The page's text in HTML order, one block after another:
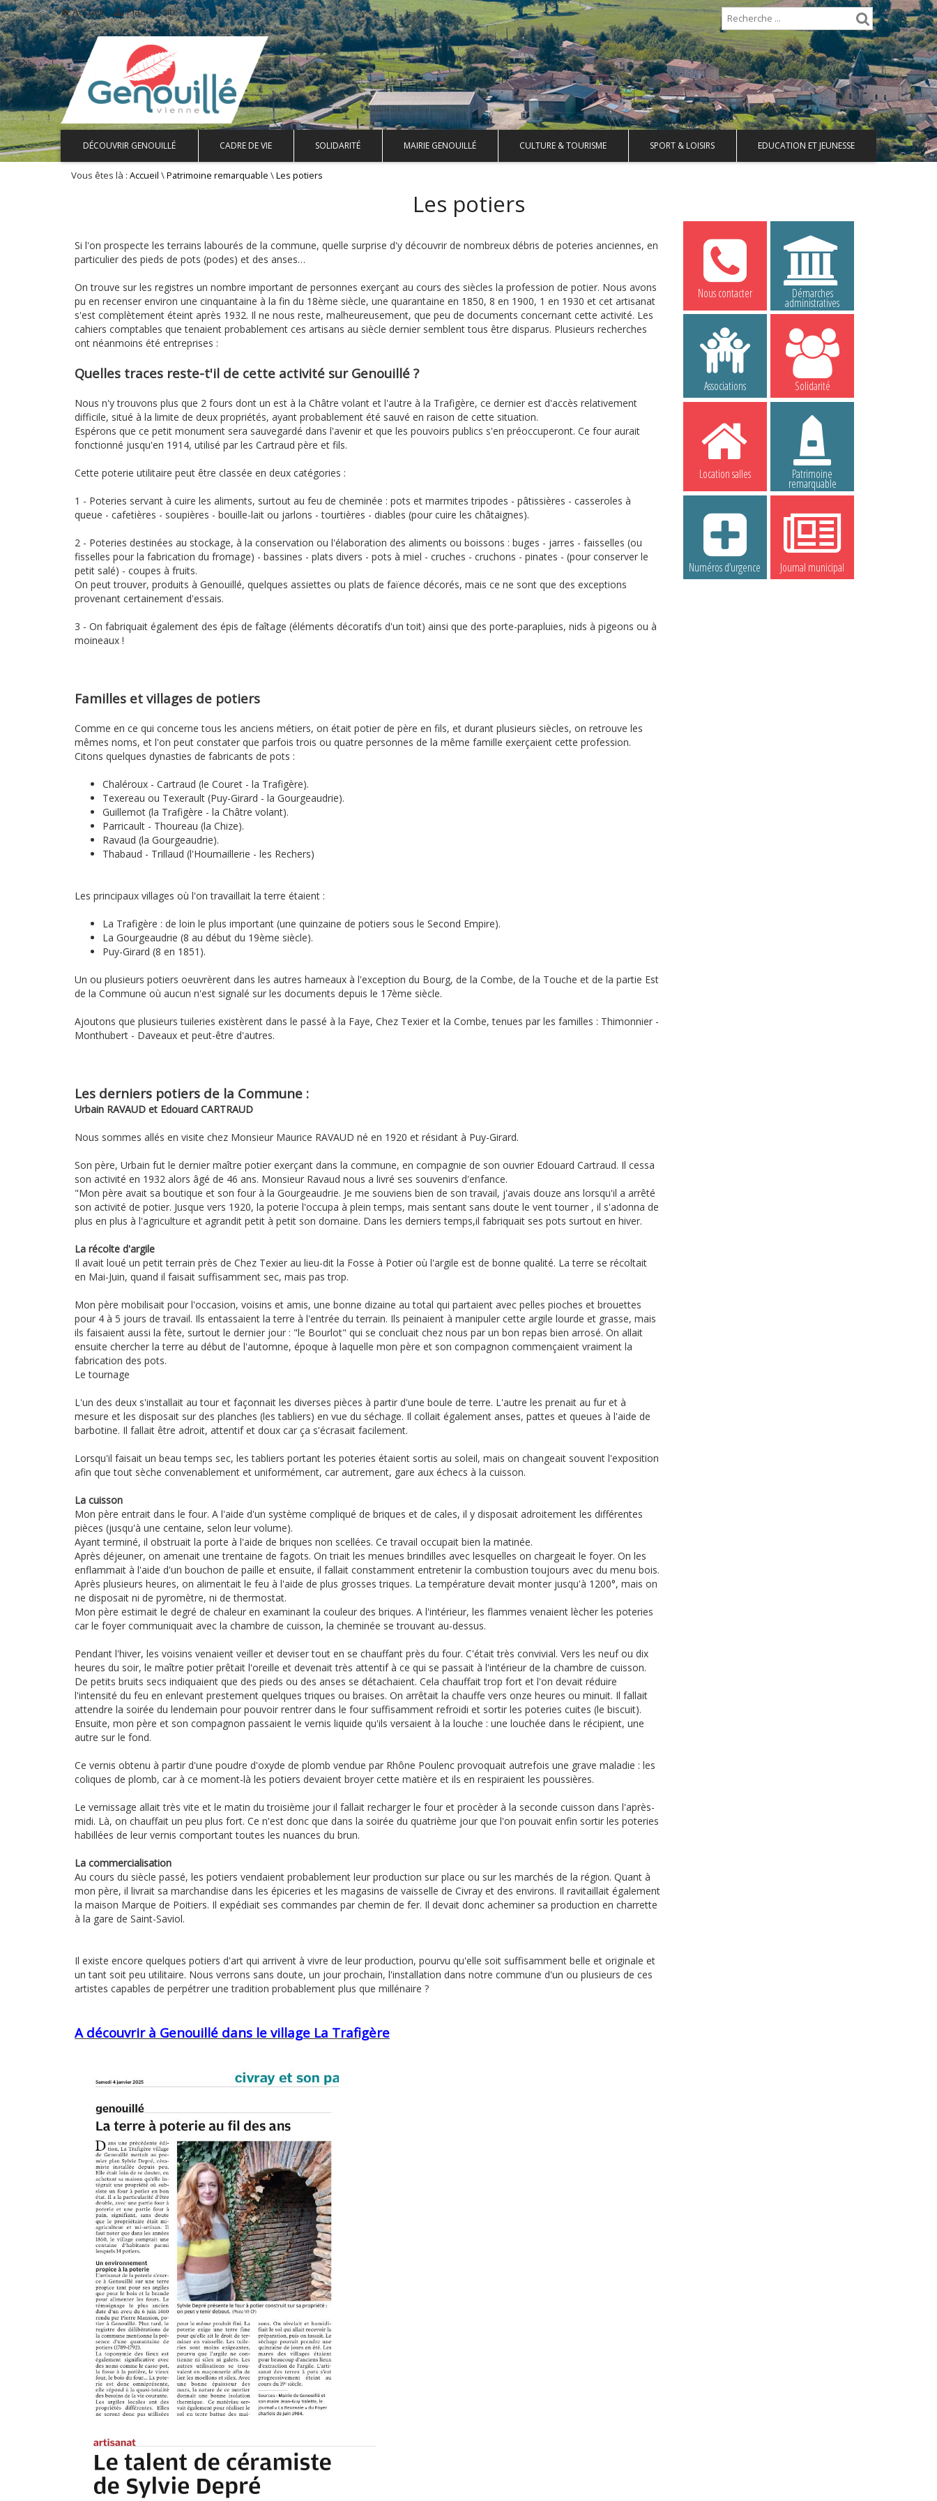
Accueil Plan de site
DÉCOUVRIR GENOUILLÉ CADRE DE VIE SOLIDARITÉ MAIRIE GENOUILLÉ CULTURE & TOURISME SPORT & LOISIRS EDUCATION ET JEUNESSE
Vous êtes là : Accueil \Patrimoine remarquable \Les potiers
Les potiers
Si l'on prospecte les terrains labourés de la commune, quelle surprise d'y découvrir de nombreux débris de poteries anciennes, en
particulier des pieds de pots (podes) et des anses…
On trouve sur les registres un nombre important de personnes exerçant au cours des siècles la profession de potier. Nous avons
pu en recenser environ une cinquantaine à la fin du 18ème siècle, une quarantaine en 1850, 8 en 1900, 1 en 1930 et cet artisanat
s'est complètement éteint après 1932. Il ne nous reste, malheureusement, que peu de documents concernant cette activité. Les
cahiers comptables que tenaient probablement ces artisans au siècle dernier semblent tous être disparus. Plusieurs recherches
ont néanmoins été entreprises :
Quelles traces reste-t'il de cette activité sur Genouillé ?
Nous n'y trouvons plus que 2 fours dont un est à la Châtre volant et l'autre à la Trafigère, ce dernier est d'accès relativement
difficile, situé à la limite de deux propriétés, ayant probablement été sauvé en raison de cette situation.
Espérons que ce petit monument sera sauvegardé dans l'avenir et que les pouvoirs publics s'en préoccuperont. Ce four aurait
fonctionné jusqu'en 1914, utilisé par les Cartraud père et fils.
Cette poterie utilitaire peut être classée en deux catégories :
1 - Poteries servant à cuire les aliments, surtout au feu de cheminée : pots et marmites tripodes - pâtissières - casseroles à
queue - cafetières - soupières - bouille-lait ou jarlons - tourtières - diables (pour cuire les châtaignes).
2 - Poteries destinées au stockage, à la conservation ou l'élaboration des aliments ou boissons : buges - jarres - faisselles (ou
fisselles pour la fabrication du fromage) - bassines - plats divers - pots à miel - cruches - cruchons - pinates - (pour conserver le
petit salé) - coupes à fruits.
On peut trouver, produits à Genouillé, quelques assiettes ou plats de faïence décorés, mais ce ne sont que des exceptions
provenant certainement d'essais.
3 - On fabriquait également des épis de faîtage (éléments décoratifs d'un toit) ainsi que des porte-parapluies, nids à pigeons ou à
moineaux !
Familles et villages de potiers
Comme en ce qui concerne tous les anciens métiers, on était potier de père en fils, et durant plusieurs siècles, on retrouve les
mêmes noms, et l'on peut constater que parfois trois ou quatre personnes de la même famille exerçaient cette profession.
Citons quelques dynasties de fabricants de pots :
Chaléroux - Cartraud (le Couret - la Trafigère).
Texereau ou Texerault (Puy-Girard - la Gourgeaudrie).
Guillemot (la Trafigère - la Châtre volant).
Parricault - Thoureau (la Chize).
Ravaud (la Gourgeaudrie).
Thabaud - Trillaud (l'Houmaillerie - les Rechers)
Les principaux villages où l'on travaillait la terre étaient :
La Trafigère : de loin le plus important (une quinzaine de potiers sous le Second Empire).
La Gourgeaudrie (8 au début du 19ème siècle).
Puy-Girard (8 en 1851).
Un ou plusieurs potiers oeuvrèrent dans les autres hameaux à l'exception du Bourg, de la Combe, de la Touche et de la partie Est
de la Commune où aucun n'est signalé sur les documents depuis le 17ème siècle.
Ajoutons que plusieurs tuileries existèrent dans le passé à la Faye, Chez Texier et la Combe, tenues par les familles : Thimonnier -
Monthubert - Daveaux et peut-être d'autres.
Les derniers potiers de la Commune :
Urbain RAVAUD et Edouard CARTRAUD
Nous sommes allés en visite chez Monsieur Maurice RAVAUD né en 1920 et résidant à Puy-Girard.
Son père, Urbain fut le dernier maître potier exerçant dans la commune, en compagnie de son ouvrier Edouard Cartraud. Il cessa
son activité en 1932 alors âgé de 46 ans. Monsieur Ravaud nous a livré ses souvenirs d'enfance.
"Mon père avait sa boutique et son four à la Gourgeaudrie. Je me souviens bien de son travail, j'avais douze ans lorsqu'il a arrêté
son activité de potier. Jusque vers 1920, la poterie l'occupa à plein temps, mais sentant sans doute le vent tourner , il s'adonna de
plus en plus à l'agriculture et agrandit petit à petit son domaine. Dans les derniers temps,il fabriquait ses pots surtout en hiver.
La récolte d'argile
Il avait loué un petit terrain près de Chez Texier au lieu-dit la Fosse à Potier où l'argile est de bonne qualité. La terre se récoltait
en Mai-Juin, quand il faisait suffisamment sec, mais pas trop.
Mon père mobilisait pour l'occasion, voisins et amis, une bonne dizaine au total qui partaient avec pelles pioches et brouettes
pour 4 à 5 jours de travail. Ils entassaient la terre à l'entrée du terrain. Ils peinaient à manipuler cette argile lourde et grasse, mais
ils faisaient aussi la fète, surtout le dernier jour : "le Bourlot" qui se concluait chez nous par un bon repas bien arrosé. On allait
ensuite chercher la terre au début de l'automne, époque à laquelle mon père et son compagnon commençaient vraiment la
fabrication des pots.
Le tournage
L'un des deux s'installait au tour et façonnait les diverses pièces à partir d'une boule de terre. L'autre les prenait au fur et à
mesure et les disposait sur des planches (les tabliers) en vue du séchage. Il collait également anses, pattes et queues à l'aide de
barbotine. Il fallait être adroit, attentif et doux car ça s'écrasait facilement.
Lorsqu'il faisait un beau temps sec, les tabliers portant les poteries étaient sortis au soleil, mais on changeait souvent l'exposition
afin que tout sèche convenablement et uniformément, car autrement, gare aux échecs à la cuisson.
La cuisson
Mon père entrait dans le four. A l'aide d'un système compliqué de briques et de cales, il y disposait adroitement les différentes
pièces (jusqu'à une centaine, selon leur volume).
Ayant terminé, il obstruait la porte à l'aide de briques non scellées. Ce travail occupait bien la matinée.
Après déjeuner, on amenait une trentaine de fagots. On triait les menues brindilles avec lesquelles on chargeait le foyer. On les
enflammait à l'aide d'un bouchon de paille et ensuite, il fallait constamment entretenir la combustion toujours avec du menu bois.
Après plusieurs heures, on alimentait le feu à l'aide de plus grosses triques. La température devait monter jusqu'à 1200°, mais on
ne disposait ni de pyromètre, ni de thermostat.
Mon père estimait le degré de chaleur en examinant la couleur des briques. A l'intérieur, les flammes venaient lècher les poteries
car le foyer communiquait avec la chambre de cuisson, la cheminée se trouvant au-dessus.
Pendant l'hiver, les voisins venaient veiller et deviser tout en se chauffant près du four. C'était très convivial. Vers les neuf ou dix
heures du soir, le maître potier prêtait l'oreille et devenait très attentif à ce qui se passait à l'intérieur de la chambre de cuisson.
De petits bruits secs indiquaient que des pieds ou des anses se détachaient. Cela chauffait trop fort et l'on devait réduire
l'intensité du feu en enlevant prestement quelques triques ou braises. On arrêtait la chauffe vers onze heures ou minuit. Il fallait
attendre la soirée du lendemain pour pouvoir rentrer dans le four suffisamment refroidi et sortir les poteries cuites (le biscuit).
Ensuite, mon père et son compagnon passaient le vernis liquide qu'ils versaient à la louche : une louchée dans le récipient, une
autre sur le fond.
Ce vernis obtenu à partir d'une poudre d'oxyde de plomb vendue par Rhône Poulenc provoquait autrefois une grave maladie : les
coliques de plomb, car à ce moment-là les potiers devaient broyer cette matière et ils en respiraient les poussières.
Le vernissage allait très vite et le matin du troisième jour il fallait recharger le four et procèder à la seconde cuisson dans l'après-
midi. Là, on chauffait un peu plus fort. Ce n'est donc que dans la soirée du quatrième jour que l'on pouvait enfin sortir les poteries
habillées de leur vernis comportant toutes les nuances du brun.
La commercialisation
Au cours du siècle passé, les potiers vendaient probablement leur production sur place ou sur les marchés de la région. Quant à
mon père, il livrait sa marchandise dans les épiceries et les magasins de vaisselle de Civray et des environs. Il ravitaillait également
la maison Marque de Poitiers. Il expédiait ses commandes par chemin de fer. Il devait donc acheminer sa production en charrette
à la gare de Saint-Saviol.
Il existe encore quelques potiers d'art qui arrivent à vivre de leur production, pourvu qu'elle soit suffisamment belle et originale et
un tant soit peu utilitaire. Nous verrons sans doute, un jour prochain, l'installation dans notre commune d'un ou plusieurs de ces
artistes capables de perpétrer une tradition probablement plus que millénaire ?
A découvrir à Genouillé dans le village La Trafigère
Nous contacter Démarches
administratives
Associations Solidarité
Location salles Patrimoine
remarquable
Numéros d’urgence Journal municipal